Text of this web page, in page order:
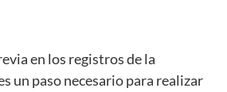
en los registros de la
un paso necesario para realizar